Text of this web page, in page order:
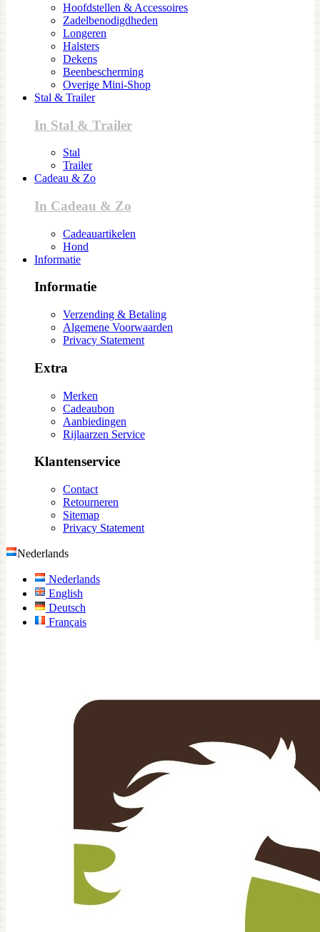
Hoofdstellen & Accessoires
Zadelbenodigdheden
Longeren
Halsters
Dekens
Beenbescherming
Overige Mini-Shop
Stal & Trailer
In Stal & Trailer
Stal
Trailer
Cadeau & Zo
In Cadeau & Zo
Cadeauartikelen
Hond
Informatie
Informatie
Verzending & Betaling
Algemene Voorwaarden
Privacy Statement
Extra
Merken
Cadeaubon
Aanbiedingen
Rijlaarzen Service
Klantenservice
Contact
Retourneren
Sitemap
Privacy Statement
Nederlands
Nederlands
English
Deutsch
Français